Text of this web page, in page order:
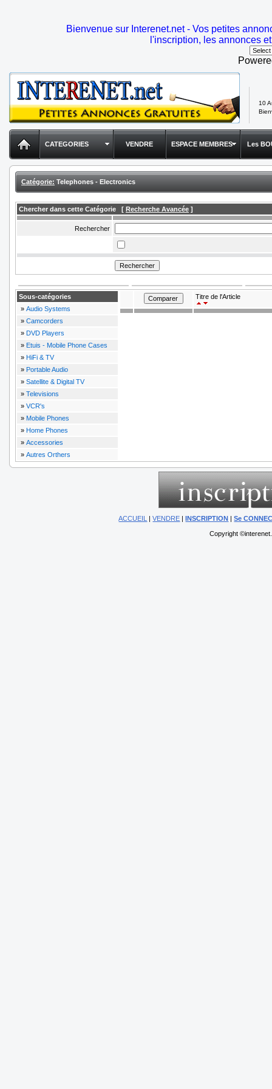
Bienvenue sur Interenet.net - Vos petites
l'inscription, les annonces
10
CATEGORIES VENDRE ESPACE MEMBRES Les
Catégorie: Telephones - Electronics
Chercher dans cette Catégorie [ Recherche Avancée ]
Rechercher
Sous-catégories
» Audio Systems
» Camcorders
» DVD Players
» Etuis - Mobile Phone Cases
» HiFi & TV
» Portable Audio
» Satellite & Digital TV
» Televisions
» VCR's
» Mobile Phones
» Home Phones
» Accessories
» Autres Orthers
Titre de l'Article
ACCUEIL |VENDRE |INSCRIPTION |Se
Copyright